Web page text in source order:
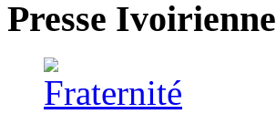
Presse Ivoirienne